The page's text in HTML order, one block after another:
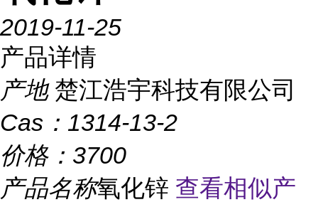
2019-11-25
产品详情
产地 楚江浩宇科技有限公司
Cas： 1314-13-2
价格： 3700
产品名称氧化锌 查看相似产